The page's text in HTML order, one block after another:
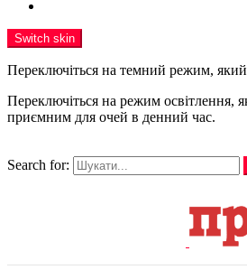
Switch skin
Переключіться на темний режим,
Переключіться на режим освітлення,
приємним для очей в денний час.
Search for: